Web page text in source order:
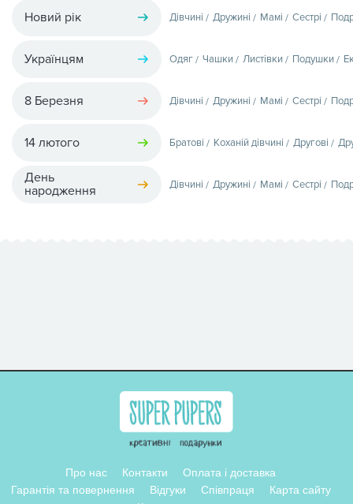
Новий рік Дівчині Дружині Мамі Сестрі
Українцям Одяг Чашки Листівки Подушки
8 Березня Дівчині Дружині Мамі Сестрі
14 лютого Братові Коханій дівчині Другові
День
народження
Дівчині Дружині Мамі Сестрі
Про нас Контакти
Оплата і доставка
Гарантія та повернення
Відгуки Співпраця
Карта сайту